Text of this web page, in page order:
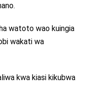
watoto wao kuingia
wakati wa
kwa kiasi kikubwa